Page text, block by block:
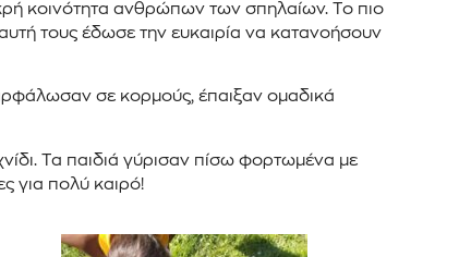
κοινότητα ανθρώπων των σπηλαίων. Το πιο
τους έδωσε την ευκαιρία να κατανοήσουν
σε κορμούς, έπαιξαν ομαδικά
Τα παιδιά γύρισαν πίσω φορτωμένα με
για πολύ καιρό!